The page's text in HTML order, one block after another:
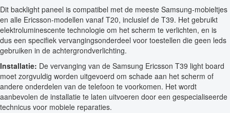
Dit backlight paneel is compatibel met de meeste Samsung-mobieltjes
en alle Ericsson-modellen vanaf T20, inclusief de T39. Het gebruikt
elektroluminescente technologie om het scherm te verlichten, en is
dus een specifiek vervangingsonderdeel voor toestellen die geen leds
gebruiken in de achtergrondverlichting.
Installatie: De vervanging van de Samsung Ericsson T39 light board
moet zorgvuldig worden uitgevoerd om schade aan het scherm of
andere onderdelen van de telefoon te voorkomen. Het wordt
aanbevolen de installatie te laten uitvoeren door een gespecialiseerde
technicus voor mobiele reparaties.